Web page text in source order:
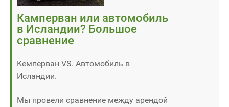
Камперван или автомобиль
в Исландии? Большое
сравнение
Кемперван VS. Автомобиль в
Исландии.
Мы провели сравнение между арендой